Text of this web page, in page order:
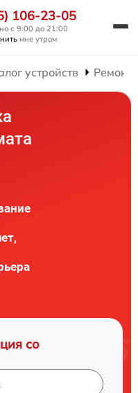
106-23-05
с 9:00 до 21:00
мне утром
устройств Ремонт
со